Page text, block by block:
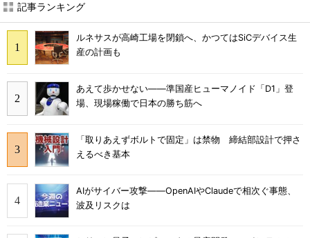
記事ランキング
ルネサスが高崎工場を閉鎖へ、かつてはSiCデバイス生
産の計画も
あえて歩かせない――準国産ヒューマノイド「D1」登
場、現場稼働で日本の勝ち筋へ
「取りあえずボルトで固定」は禁物 締結部設計で押さ
えるべき基本
AIがサイバー攻撃――OpenAIやClaudeで相次ぐ事態、
波及リスクは